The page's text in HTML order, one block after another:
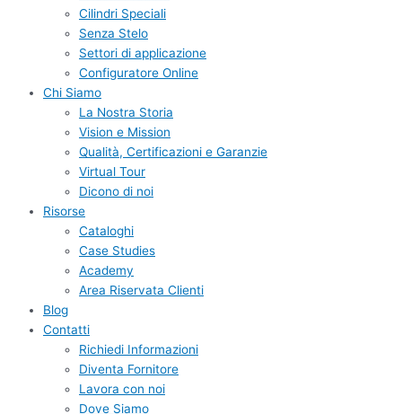
Cilindri Speciali
Senza Stelo
Settori di applicazione
Configuratore Online
Chi Siamo
La Nostra Storia
Vision e Mission
Qualità, Certificazioni e Garanzie
Virtual Tour
Dicono di noi
Risorse
Cataloghi
Case Studies
Academy
Area Riservata Clienti
Blog
Contatti
Richiedi Informazioni
Diventa Fornitore
Lavora con noi
Dove Siamo